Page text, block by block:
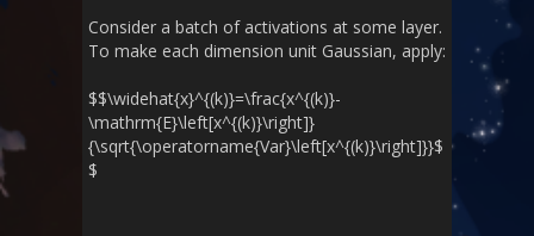
Consider a batch of activations at some layer.
To make each dimension unit Gaussian, apply:
$$\widehat{x}^{(k)}=\frac{x^{(k)}-
\mathrm{E}\left[x^{(k)}\right]}
{\sqrt{\operatorname{Var}\left[x^{(k)}\right]}}$
$